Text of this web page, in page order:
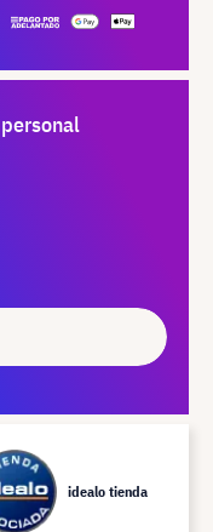
idealo tienda